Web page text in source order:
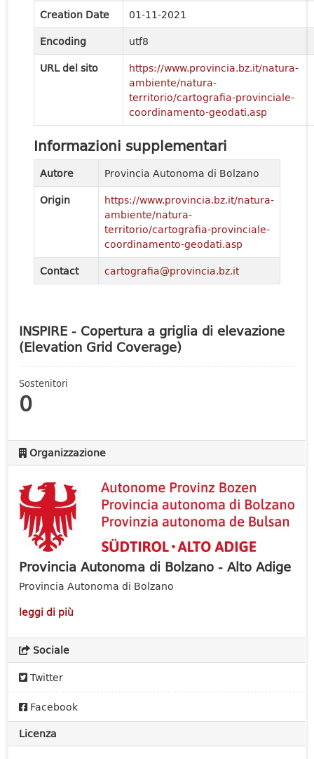
INSPIRE - Copertura a griglia di elevazione
(Elevation Grid Coverage)
Sostenitori
0
Organizzazione
Provincia Autonoma di Bolzano - Alto Adige
Provincia Autonoma di Bolzano
leggi di più
Sociale
Twitter
Facebook
Licenza
Creation Date
01-11-2021
Encoding
utf8
URL del sito
https://www.provincia.bz.it/natura-
ambiente/natura-
territorio/cartografia-provinciale-
coordinamento-geodati.asp
Informazioni supplementari
Autore
Provincia Autonoma di Bolzano
Origin
https://www.provincia.bz.it/natura-
ambiente/natura-
territorio/cartografia-provinciale-
coordinamento-geodati.asp
Contact
cartografia@provincia.bz.it